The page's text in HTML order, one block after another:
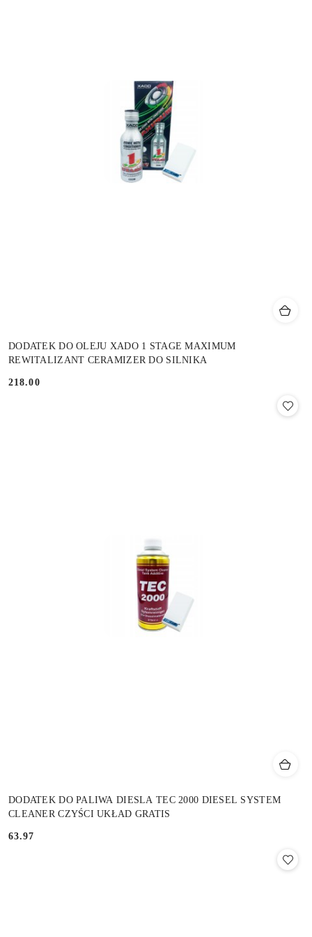
DODATEK DO OLEJU XADO 1 STAGE MAXIMUM
REWITALIZANT CERAMIZER DO SILNIKA
Cena:
218.00
DODATEK DO PALIWA DIESLA TEC 2000 DIESEL SYSTEM
CLEANER CZYŚCI UKŁAD GRATIS
Cena:
63.97